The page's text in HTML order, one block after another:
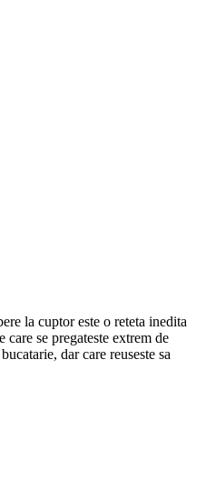
la cuptor este o reteta inedita
care se pregateste extrem de
dar care reuseste sa